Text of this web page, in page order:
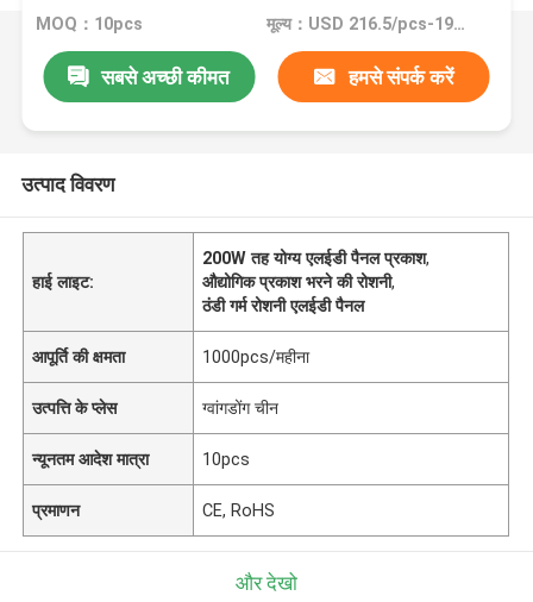
उपयुक्त
MOQ：10pcs मूल्य：USD 216.5/pcs-197/pcs (10-100pcs)
सबसे अच्छी कीमत हमसे संपर्क करें
उत्पाद विवरण
हाई लाइट:
200W तह योग्य एलईडी पैनल प्रकाश,
औद्योगिक प्रकाश भरने की रोशनी,
ठंडी गर्म रोशनी एलईडी पैनल
आपूर्ति की क्षमता 1000pcs/महीना
उत्पत्ति के प्लेस ग्वांगडोंग चीन
न्यूनतम आदेश मात्रा 10pcs
प्रमाणन CE, RoHS
और देखो